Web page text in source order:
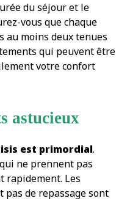
du séjour et le
vous que chaque
au moins deux tenues
qui peuvent être
votre confort
astucieux
est primordial.
ne prennent pas
rapidement. Les
pas de repassage sont